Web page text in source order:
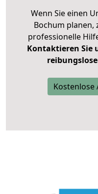
Wenn Sie einen
Bochum planen,
professionelle
Kontaktieren Sie
Kostenlose